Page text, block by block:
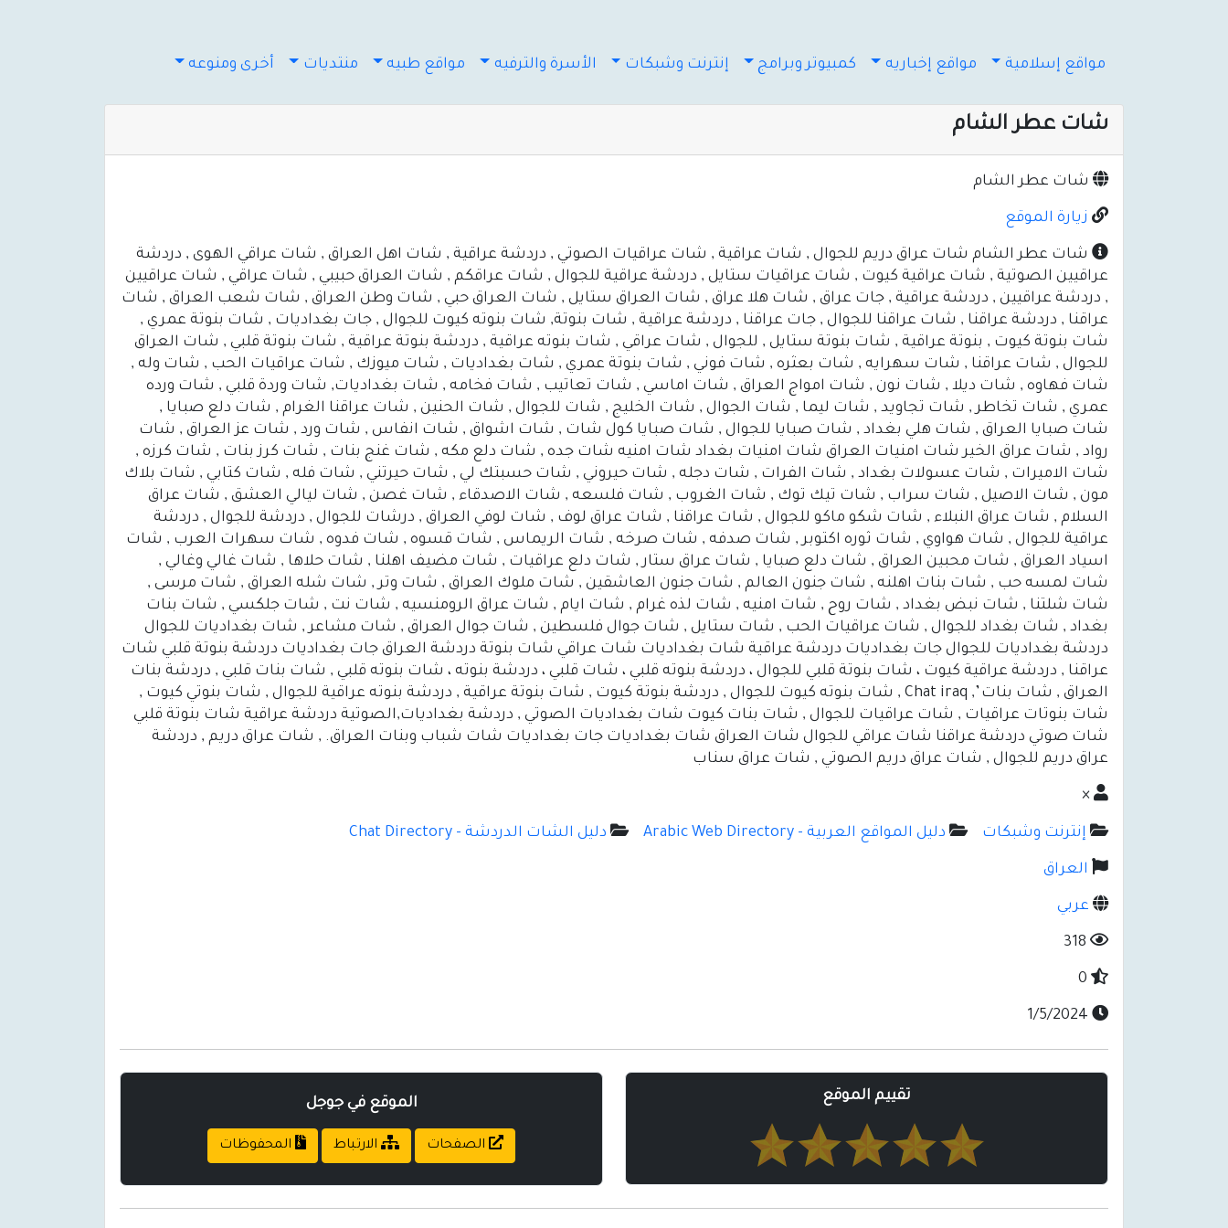
مواقع إسلامية مواقع إخباريه كمبيوتر وبرامج إنترنت وشبكات الأسرة والترفيه مواقع طبيه منتديات أخرى ومنوعه
شات عطر الشام
شات عطر الشام
زيارة الموقع
شات عطر الشام شات عراق دريم للجوال , شات عراقية , شات عراقيات الصوتي , دردشة عراقية , شات اهل العراق , شات عراقي الهوى , دردشة
عراقيين الصوتية , شات عراقية كيوت , شات عراقيات ستايل , دردشة عراقية للجوال , شات عراقكم , شات العراق حبيبي , شات عراقي , شات عراقيين
, دردشة عراقيين , دردشة عراقية , جات عراق , شات هلا عراق , شات العراق ستايل , شات العراق حبي , شات وطن العراق , شات شعب العراق , شات
عراقنا , دردشة عراقنا , شات عراقنا للجوال , جات عراقنا , دردشة عراقية , شات بنوتة, شات بنوته كيوت للجوال , جات بغداديات , شات بنوتة عمري ,
شات بنوتة كيوت , بنوتة عراقية , شات بنوتة ستايل , للجوال , شات عراقي , شات بنوته عراقية , دردشة بنوتة عراقية , شات بنوتة قلبي , شات العراق
للجوال , شات عراقنا , شات سهرايه , شات بعثره , شات فوني , شات بنوتة عمري , شات بغداديات , شات ميوزك , شات عراقيات الحب , شات وله ,
شات فهاوه , شات ديلا , شات نون , شات امواج العراق , شات اماسي , شات تعاتيب , شات فخامه , شات بغداديات, شات وردة قلبي , شات ورده
عمري , شات تخاطر , شات تجاويد , شات ليما , شات الجوال , شات الخليج , شات للجوال , شات الحنين , شات عراقنا الغرام , شات دلع صبايا ,
شات صبايا العراق , شات هلي بغداد , شات صبايا للجوال , شات صبايا كول شات , شات اشواق , شات انفاس , شات ورد , شات عز العراق , شات
رواد , شات عراق الخير شات امنيات العراق شات امنيات بغداد شات امنيه شات جده , شات دلع مكه , شات غنج بنات , شات كرز بنات , شات كرزه ,
شات الاميرات , شات عسولات بغداد , شات الفرات , شات دجله , شات حيروني , شات حسبتك لي , شات حيرتني , شات فله , شات كتابي , شات بلاك
مون , شات الاصيل , شات سراب , شات تيك توك , شات الغروب , شات فلسعه , شات الاصدقاء , شات غصن , شات ليالي العشق , شات عراق
السلام , شات عراق النبلاء , شات شكو ماكو للجوال , شات عراقنا , شات عراق لوف , شات لوفي العراق , درشات للجوال , دردشة للجوال , دردشة
عراقية للجوال , شات هواوي , شات ثوره اكتوبر , شات صدفه , شات صرخه , شات الريماس , شات قسوه , شات فدوه , شات سهرات العرب , شات
اسياد العراق , شات محبين العراق , شات دلع صبايا , شات عراق ستار , شات دلع عراقيات , شات مضيف اهلنا , شات حلاها , شات غالي وغالي ,
شات لمسه حب , شات بنات اهلنه , شات جنون العالم , شات جنون العاشقين , شات ملوك العراق , شات وتر , شات شله العراق , شات مرسى ,
شات شلتنا , شات نبض بغداد , شات روح , شات امنيه , شات لذه غرام , شات ايام , شات عراق الرومنسيه , شات نت , شات جلكسي , شات بنات
بغداد , شات بغداد للجوال , شات عراقيات الحب , شات ستايل , شات جوال فلسطين , شات جوال العراق , شات مشاعر , شات بغداديات للجوال
دردشة بغداديات للجوال جات بغداديات دردشة عراقية شات بغداديات شات عراقي شات بنوتة دردشة العراق جات بغداديات دردشة بنوتة قلبي شات
عراقنا , دردشة عراقية كيوت ، شات بنوتة قلبي للجوال ، دردشة بنوته قلبي ، شات قلبي ، دردشة بنوته ، شات بنوته قلبي , شات بنات قلبي , دردشة بنات
العراق , شات بنات ’, Chat iraq , شات بنوته كيوت للجوال , دردشة بنوتة كيوت , شات بنوتة عراقية , دردشة بنوته عراقية للجوال , شات بنوتي كيوت ,
شات بنوتات عراقيات , شات عراقيات للجوال , شات بنات كيوت شات بغداديات الصوتي , دردشة بغداديات,الصوتية دردشة عراقية شات بنوتة قلبي
شات صوتي دردشة عراقنا شات عراقي للجوال شات العراق شات بغداديات جات بغداديات شات شباب وبنات العراق. , شات عراق دريم , دردشة
عراق دريم للجوال , شات عراق دريم الصوتي , شات عراق سناب
×
إنترنت وشبكات دليل المواقع العربية - Arabic Web Directory دليل الشات الدردشة - Chat Directory
العراق
عربي
تقييم الموقع الموقع في جوجل
الصفحات الارتباط المحفوظات